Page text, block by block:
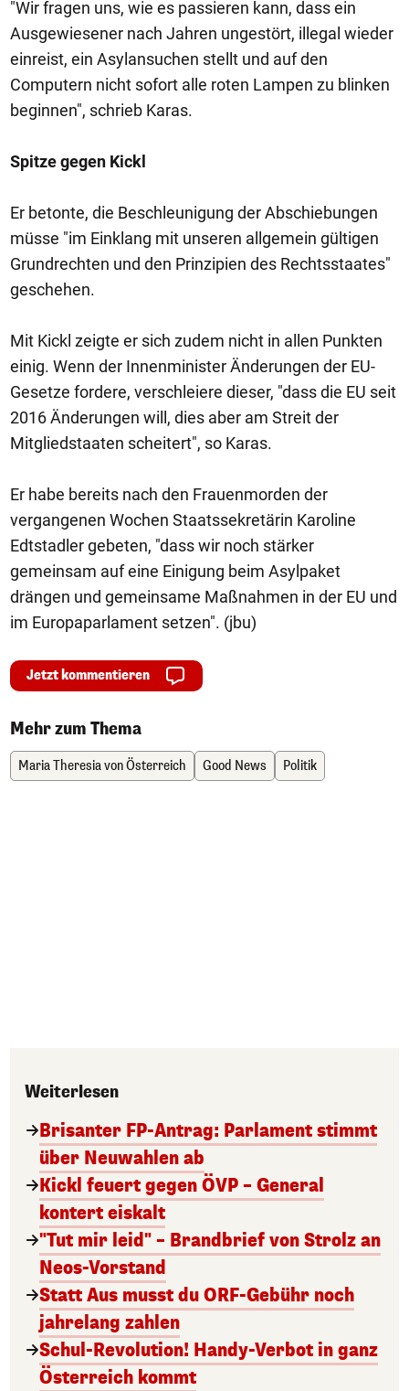
"Wir fragen uns, wie es passieren kann, dass ein
Ausgewiesener nach Jahren ungestört, illegal wieder
einreist, ein Asylansuchen stellt und auf den
Computern nicht sofort alle roten Lampen zu blinken
beginnen", schrieb Karas.
Spitze gegen Kickl
Er betonte, die Beschleunigung der Abschiebungen
müsse "im Einklang mit unseren allgemein gültigen
Grundrechten und den Prinzipien des Rechtsstaates"
geschehen.
Mit Kickl zeigte er sich zudem nicht in allen Punkten
einig. Wenn der Innenminister Änderungen der EU-
Gesetze fordere, verschleiere dieser, "dass die EU seit
2016 Änderungen will, dies aber am Streit der
Mitgliedstaaten scheitert", so Karas.
Er habe bereits nach den Frauenmorden der
vergangenen Wochen Staatssekretärin Karoline
Edtstadler gebeten, "dass wir noch stärker
gemeinsam auf eine Einigung beim Asylpaket
drängen und gemeinsame Maßnahmen in der EU und
im Europaparlament setzen". (jbu)
Jetzt kommentieren
Mehr zum Thema
Maria Theresia von Österreich Good News Politik
Weiterlesen
Brisanter FP-Antrag: Parlament stimmt
über Neuwahlen ab
Kickl feuert gegen ÖVP – General
kontert eiskalt
"Tut mir leid" – Brandbrief von Strolz an
Neos-Vorstand
Statt Aus musst du ORF-Gebühr noch
jahrelang zahlen
Schul-Revolution! Handy-Verbot in ganz
Österreich kommt